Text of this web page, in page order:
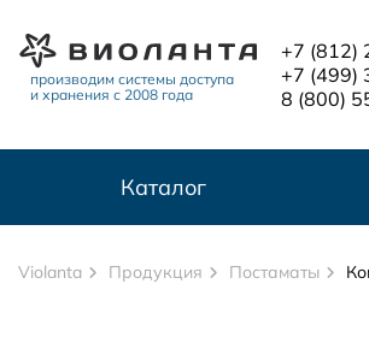
производим системы доступа
и хранения с 2008 года
+7 (812)
+7 (499)
8 (800)
Каталог
Violanta Продукция Постаматы